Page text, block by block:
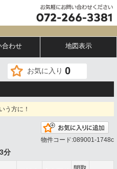
合わせ 地図表示
お気に入り 0
う方に！
分
物件コード:089001-1748c